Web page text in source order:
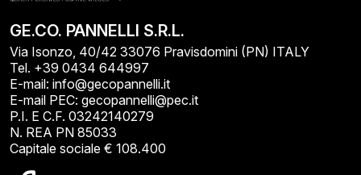
GE.CO. PANNELLI S.R.L.
Via Isonzo, 40/42 33076 Pravisdomini (PN) ITALY
Tel. +39 0434 644997
E-mail: info@gecopannelli.it
E-mail PEC: gecopannelli@pec.it
P.I. E C.F. 03242140279
N. REA PN 85033
Capitale sociale € 108.400